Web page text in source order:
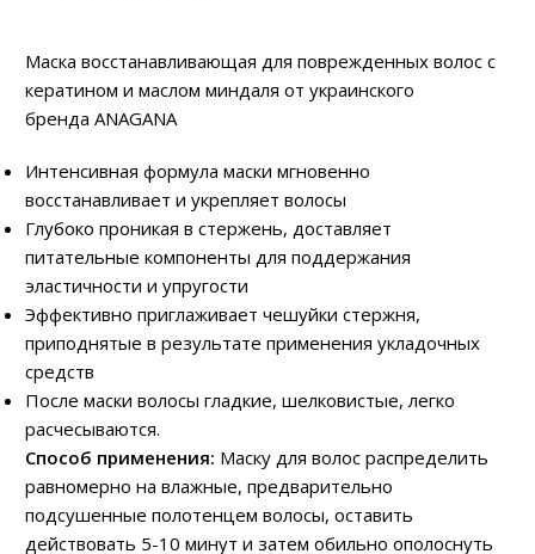
Маска восстанавливающая для поврежденных волос с
кератином и маслом миндаля от украинского
бренда ANAGANA
Интенсивная формула маски мгновенно
восстанавливает и укрепляет волосы
Глубоко проникая в стержень, доставляет
питательные компоненты для поддержания
эластичности и упругости
Эффективно приглаживает чешуйки стержня,
приподнятые в результате применения укладочных
средств
После маски волосы гладкие, шелковистые, легко
расчесываются.
Способ применения: Маску для волос распределить
равномерно на влажные, предварительно
подсушенные полотенцем волосы, оставить
действовать 5-10 минут и затем обильно ополоснуть